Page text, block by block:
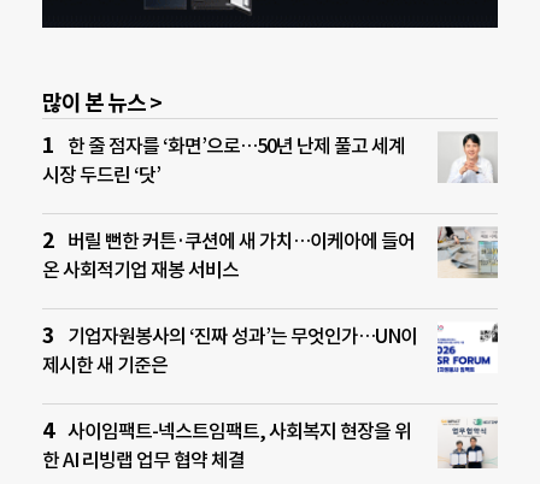
많이 본 뉴스 >
한 줄 점자를 ‘화면’으로…50년 난제 풀고 세계
시장 두드린 ‘닷’
버릴 뻔한 커튼·쿠션에 새 가치…이케아에 들어
온 사회적기업 재봉 서비스
기업자원봉사의 ‘진짜 성과’는 무엇인가…UN이
제시한 새 기준은
사이임팩트-넥스트임팩트, 사회복지 현장을 위
한 AI 리빙랩 업무 협약 체결